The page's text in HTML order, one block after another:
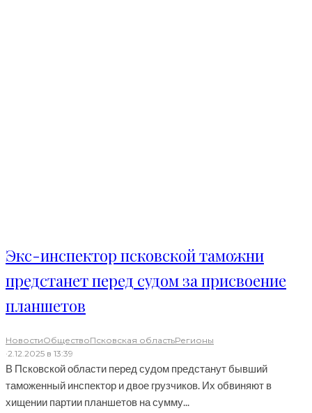
Экс-инспектор псковской таможни
предстанет перед судом за присвоение
планшетов
НовостиОбществоПсковская областьРегионы
·2.12.2025 в 13:39
В Псковской области перед судом предстанут бывший
таможенный инспектор и двое грузчиков. Их обвиняют в
хищении партии планшетов на сумму...